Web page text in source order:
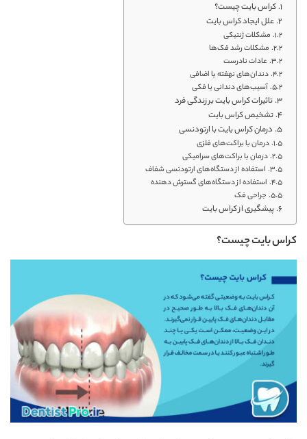
کراس بایت چیست؟
علل ایجاد کراس بایت
مشکلات ژنتیکی
مشکلات رشد فک‌ها
عادات نادرست
دندان‌های نهفته یا اضافی
آسیب‌های دندانی یا فکی
تاثیرات کراس بایت بر زندگی فرد
تشخیص کراس بایت
درمان کراس بایت با ارتودنسی
درمان با براکت‌های فلزی
درمان با براکت‌های سرامیکی
استفاده از دستگاه‌های ارتودنسی شفاف
استفاده از دستگاه‌های گسترش دهنده
جراحی فک
پیشگیری از کراس بایت
کراس بایت چیست؟